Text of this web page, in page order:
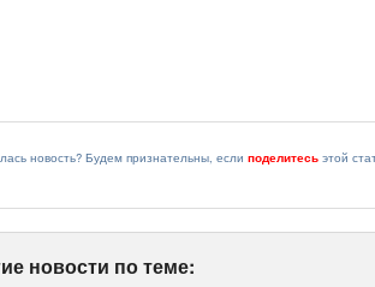
новость? Будем признательны, если поделитесь этой
новости по теме: